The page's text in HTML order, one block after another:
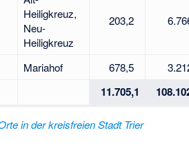
Heiligkreuz,
Neu-
Heiligkreuz
203,2
Mariahof 678,5
11.705,1
in der kreisfreien Stadt Trier